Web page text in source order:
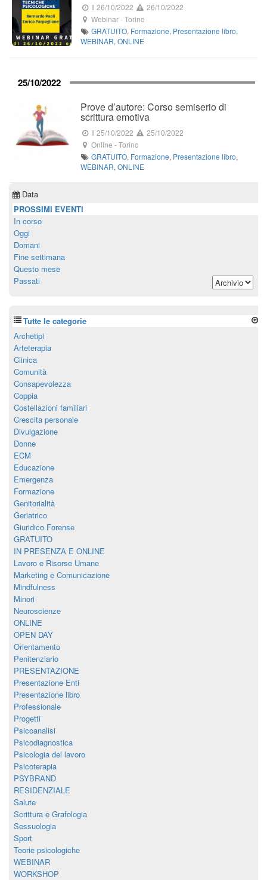
Il 26/10/2022
26/10/2022
Webinar-Torino
GRATUITO, Formazione, Presentazione libro,
WEBINAR, ONLINE
25/10/2022
Prove d’autore: Corso semiserio di
scrittura emotiva
Il 25/10/2022
25/10/2022
Online -Torino
GRATUITO, Formazione, Presentazione libro,
WEBINAR, ONLINE
Data
PROSSIMI EVENTI
In corso
Oggi
Domani
Fine settimana
Questo mese
Passati
Tutte le categorie
Archetipi
Arteterapia
Clinica
Comunità
Consapevolezza
Coppia
Costellazioni familiari
Crescita personale
Divulgazione
Donne
ECM
Educazione
Emergenza
Formazione
Genitorialità
Geriatrico
Giuridico Forense
GRATUITO
IN PRESENZA E ONLINE
Lavoro e Risorse Umane
Marketing e Comunicazione
Mindfulness
Minori
Neuroscienze
ONLINE
OPEN DAY
Orientamento
Penitenziario
PRESENTAZIONE
Presentazione Enti
Presentazione libro
Professionale
Progetti
Psicoanalisi
Psicodiagnostica
Psicologia del lavoro
Psicoterapia
PSYBRAND
RESIDENZIALE
Salute
Scrittura e Grafologia
Sessuologia
Sport
Teorie psicologiche
WEBINAR
WORKSHOP